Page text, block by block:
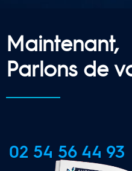
Maintenant,
Parlons de
02 54 56 44 93